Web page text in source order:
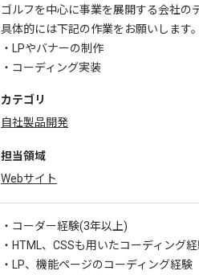
ゴルフを中心に事業を展開する会社の
具体的には下記の作業をお願いします
・LPやバナーの制作
・コーディング実装
カテゴリ
自社製品開発
担当領域
Webサイト
・コーダー経験(3年以上)
・HTML、CSSも用いたコーディング
・LP、機能ページのコーディング経験